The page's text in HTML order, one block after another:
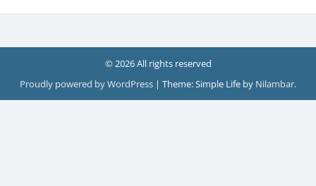
© 2026 All rights reserved
Proudly powered by WordPress | Theme: Simple Life by Nilambar.